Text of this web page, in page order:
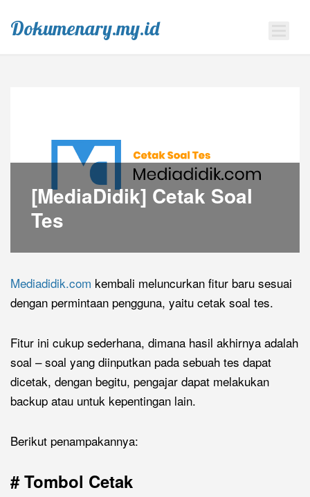
Dokumenary.my.id
[MediaDidik] Cetak Soal
Tes
Mediadidik.com kembali meluncurkan fitur baru sesuai
dengan permintaan pengguna, yaitu cetak soal tes.
Fitur ini cukup sederhana, dimana hasil akhirnya adalah
soal – soal yang diinputkan pada sebuah tes dapat
dicetak, dengan begitu, pengajar dapat melakukan
backup atau untuk kepentingan lain.
Berikut penampakannya:
# Tombol Cetak